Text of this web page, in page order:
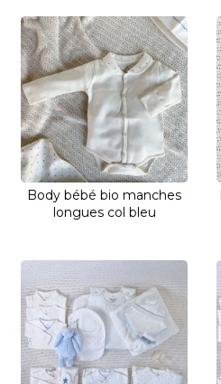
Body bébé bio manches
longues col bleu